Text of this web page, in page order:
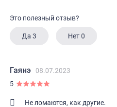
Это полезный отзыв?
Да 3 Нет0
Гаянэ
08.07.2023
5
Не ломаются, как другие.